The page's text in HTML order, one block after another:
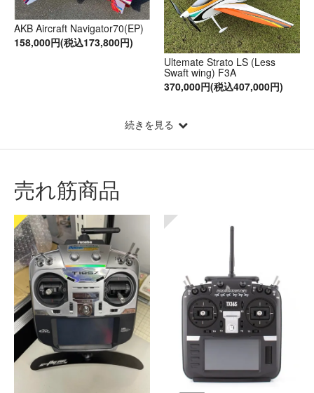
AKB Aircraft Navigator70(EP)
158,000円(税込173,800円)
Ultemate Strato LS (Less
Swaft wing) F3A
370,000円(税込407,000円)
続きを見る
売れ筋商品